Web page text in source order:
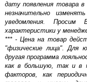
дату появления товара
незначительно
уведомления. Просим
характеристики у
*** - Цена на товар
"физические лица". Для
другая программа
как в большую, так и в
факторов, как